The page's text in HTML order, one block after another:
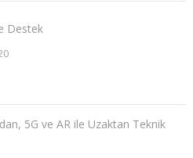
Destek
5G ve AR ile Uzaktan Teknik